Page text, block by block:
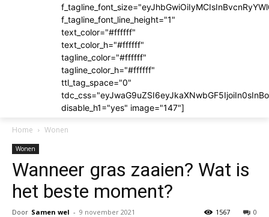
f_tagline_font_line_height="1"
text_color="#ffffff"
text_color_h="#ffffff"
tagline_color="#ffffff"
tagline_color_h="#ffffff"
ttl_tag_space="0"
disable_h1="yes" image="147"]
Home Wonen
Wonen
Wanneer gras zaaien? Wat is
het beste moment?
Door Samen wel - 9 november 2021 0
1567